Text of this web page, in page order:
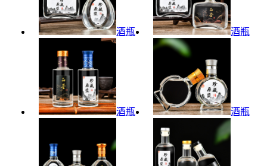
酒瓶 酒瓶
酒瓶 酒瓶